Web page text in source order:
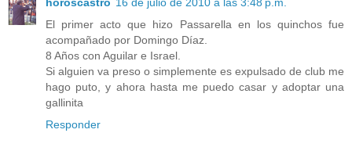
El primer acto que hizo Passarella en los quinchos fue
acompañado por Domingo Díaz.
8 Años con Aguilar e Israel.
Si alguien va preso o simplemente es expulsado de club me
hago puto, y ahora hasta me puedo casar y adoptar una
gallinita
Responder